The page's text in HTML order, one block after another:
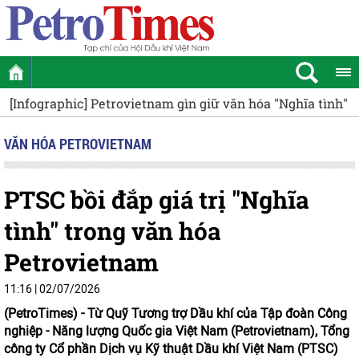
Petrovietnam gìn giữ văn hóa "Nghĩa tình" từ
VĂN HÓA PETROVIETNAM
PTSC bồi đắp giá trị "Nghĩa
tình" trong văn hóa
Petrovietnam
11:16 | 02/07/2026
(PetroTimes) -Từ Quỹ Tương trợ Dầu khí của Tập đoàn Công
nghiệp - Năng lượng Quốc gia Việt Nam (Petrovietnam), Tổng
công ty Cổ phần Dịch vụ Kỹ thuật Dầu khí Việt Nam (PTSC)